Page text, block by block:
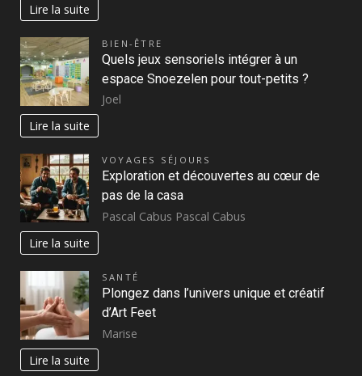
Lire la suite
BIEN-ÊTRE
Quels jeux sensoriels intégrer à un
espace Snoezelen pour tout-petits ?
Joel
Lire la suite
VOYAGES SÉJOURS
Exploration et découvertes au cœur de
pas de la casa
Pascal Cabus Pascal Cabus
Lire la suite
SANTÉ
Plongez dans l’univers unique et créatif
d’Art Feet
Marise
Lire la suite